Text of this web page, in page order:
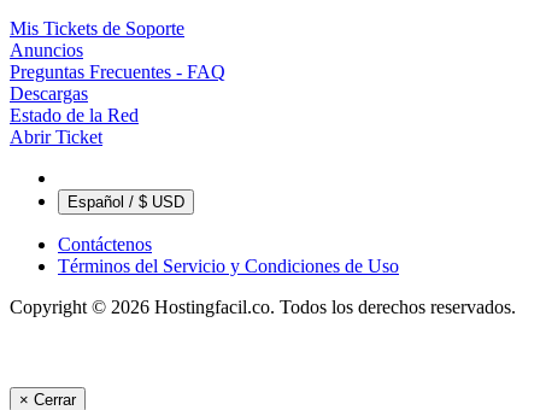
Mis Tickets de Soporte
Anuncios
Preguntas Frecuentes - FAQ
Descargas
Estado de la Red
Abrir Ticket
Español / $ USD
Contáctenos
Términos del Servicio y Condiciones de Uso
Copyright © 2026 Hostingfacil.co. Todos los derechos reservados.
× Cerrar